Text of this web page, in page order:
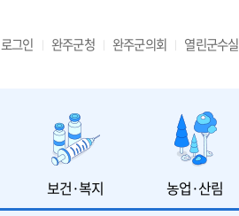
로그인 완주군청 완주군의회 열린군수실
보건·복지 농업·산림